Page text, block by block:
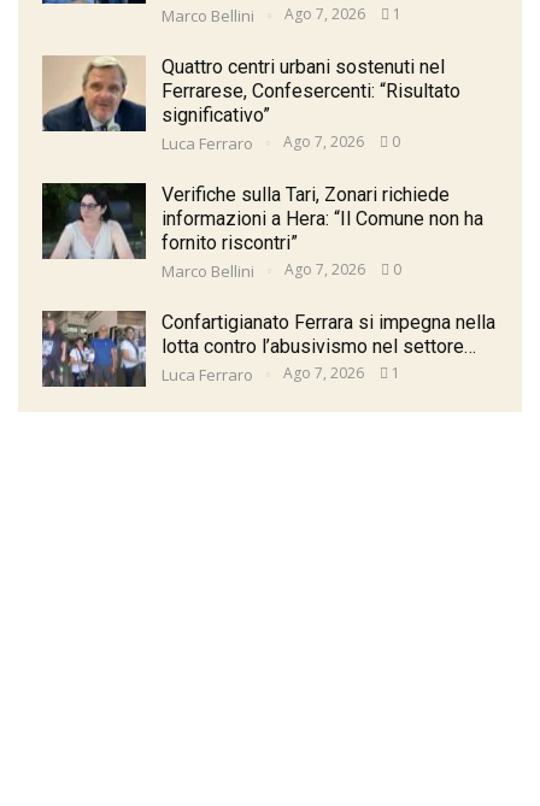
Marco Bellini Ago 7, 2026 1
Quattro centri urbani sostenuti nel
Ferrarese, Confesercenti: “Risultato
significativo”
Luca Ferraro Ago 7, 2026 0
Verifiche sulla Tari, Zonari richiede
informazioni a Hera: “Il Comune non ha
fornito riscontri”
Marco Bellini Ago 7, 2026 0
Confartigianato Ferrara si impegna nella
lotta contro l’abusivismo nel settore…
Luca Ferraro Ago 7, 2026 1